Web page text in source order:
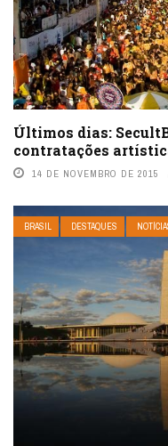
Últimos dias:
contratações
14 DE NOVEMBRO DE 2015
BRASIL DESTAQUES